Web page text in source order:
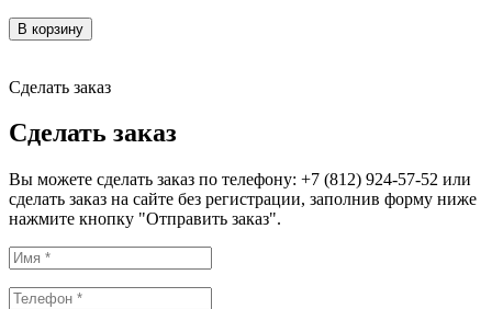
В корзину
Сделать заказ
Сделать заказ
Вы можете сделать заказ по телефону: +7 (812) 924-57-52 или
сделать заказ на сайте без регистрации, заполнив форму ниже
нажмите кнопку "Отправить заказ".